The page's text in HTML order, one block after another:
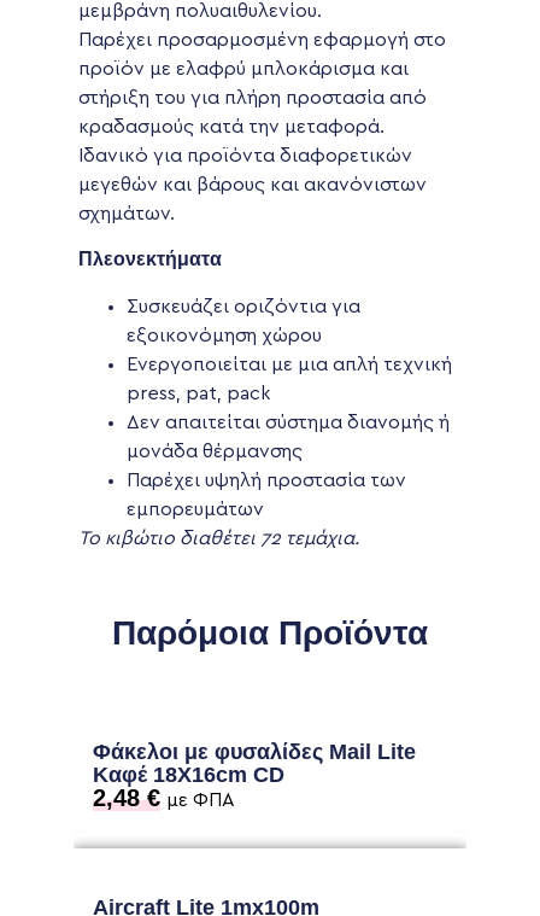
μεμβράνη πολυαιθυλενίου.
Παρέχει προσαρμοσμένη εφαρμογή στο
προϊόν με ελαφρύ μπλοκάρισμα και
στήριξη του για πλήρη προστασία από
κραδασμούς κατά την μεταφορά.
Ιδανικό για προϊόντα διαφορετικών
μεγεθών και βάρους και ακανόνιστων
σχημάτων.
Πλεονεκτήματα
Συσκευάζει οριζόντια για
εξοικονόμηση χώρου
Ενεργοποιείται με μια απλή τεχνική
press, pat, pack
Δεν απαιτείται σύστημα διανομής ή
μονάδα θέρμανσης
Παρέχει υψηλή προστασία των
εμπορευμάτων
Το κιβώτιο διαθέτει 72 τεμάχια.
Παρόμοια Προϊόντα
Φάκελοι με φυσαλίδες Mail Lite
Καφέ 18Χ16cm CD
2,48€ με ΦΠΑ
Aircraft Lite 1mx100m